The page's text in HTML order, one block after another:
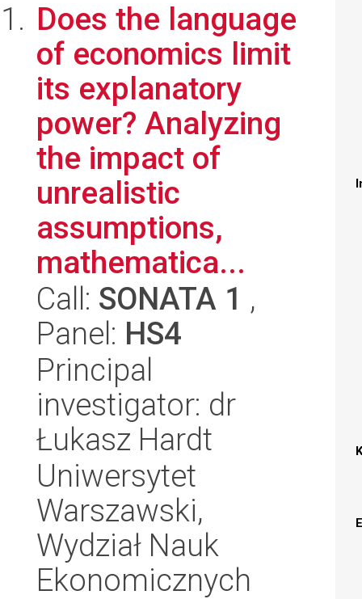
Does the language
of economics limit
its explanatory
power? Analyzing
the impact of
unrealistic
assumptions,
mathematica...
Call: SONATA 1 ,
Panel: HS4
Principal
investigator: dr
Łukasz Hardt
Uniwersytet
Warszawski,
Wydział Nauk
Ekonomicznych